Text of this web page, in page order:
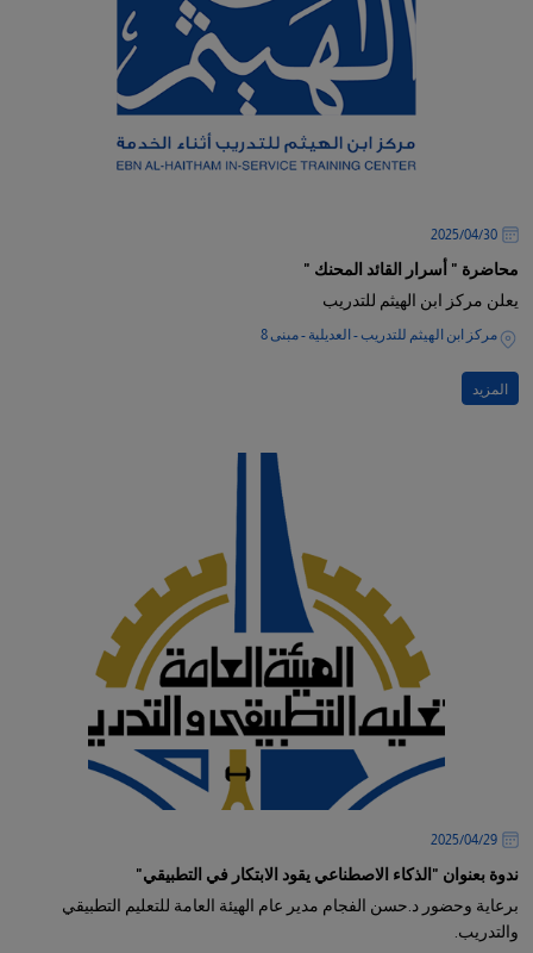
30‏/04‏/2025
محاضرة " أسرار القائد المحنك "
يعلن مركز ابن الهيثم للتدريب
مركز ابن الهيثم للتدريب - العديلية - مبنى 8
المزيد
29‏/04‏/2025
ندوة بعنوان "الذكاء الاصطناعي يقود الابتكار في التطبيقي"
برعاية وحضور د.حسن الفجام مدير عام الهيئة العامة للتعليم التطبيقي
والتدريب.